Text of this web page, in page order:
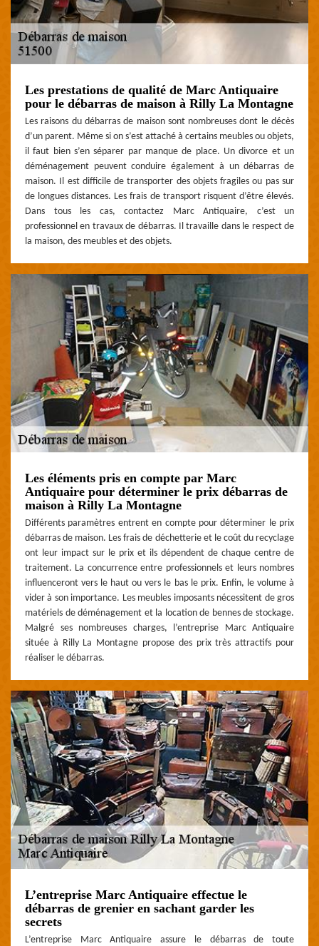
Les prestations de qualité de Marc Antiquaire
pour le débarras de maison à Rilly La Montagne
Les raisons du débarras de maison sont nombreuses dont le décès
d’un parent. Même si on s’est attaché à certains meubles ou objets,
il faut bien s’en séparer par manque de place. Un divorce et un
déménagement peuvent conduire également à un débarras de
maison. Il est difficile de transporter des objets fragiles ou pas sur
de longues distances. Les frais de transport risquent d’être élevés.
Dans tous les cas, contactez Marc Antiquaire, c’est un
professionnel en travaux de débarras. Il travaille dans le respect de
la maison, des meubles et des objets.
Les éléments pris en compte par Marc
Antiquaire pour déterminer le prix débarras de
maison à Rilly La Montagne
Différents paramètres entrent en compte pour déterminer le prix
débarras de maison. Les frais de déchetterie et le coût du recyclage
ont leur impact sur le prix et ils dépendent de chaque centre de
traitement. La concurrence entre professionnels et leurs nombres
influenceront vers le haut ou vers le bas le prix. Enfin, le volume à
vider à son importance. Les meubles imposants nécessitent de gros
matériels de déménagement et la location de bennes de stockage.
Malgré ses nombreuses charges, l’entreprise Marc Antiquaire
située à Rilly La Montagne propose des prix très attractifs pour
réaliser le débarras.
L’entreprise Marc Antiquaire effectue le
débarras de grenier en sachant garder les
secrets
L’entreprise Marc Antiquaire assure le débarras de toute